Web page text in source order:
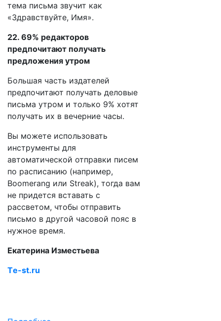
тема письма звучит как
«Здравствуйте, Имя».
22. 69% редакторов
предпочитают получать
предложения утром
Большая часть издателей
предпочитают получать деловые
письма утром и только 9% хотят
получать их в вечерние часы.
Вы можете использовать
инструменты для
автоматической отправки писем
по расписанию (например,
Boomerang или Streak), тогда вам
не придется вставать с
рассветом, чтобы отправить
письмо в другой часовой пояс в
нужное время.
Екатерина Изместьева
Тe-st.ru